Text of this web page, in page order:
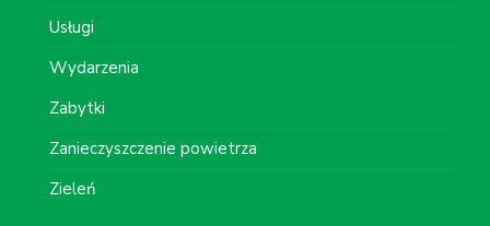
Usługi
Wydarzenia
Zabytki
Zanieczyszczenie powietrza
Zieleń